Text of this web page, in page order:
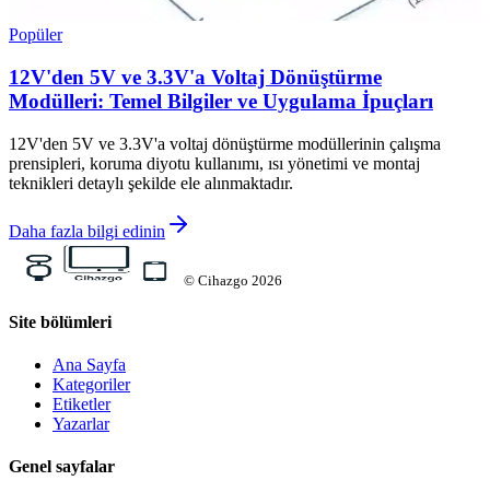
Popüler
12V'den 5V ve 3.3V'a Voltaj Dönüştürme
Modülleri: Temel Bilgiler ve Uygulama İpuçları
12V'den 5V ve 3.3V'a voltaj dönüştürme modüllerinin çalışma
prensipleri, koruma diyotu kullanımı, ısı yönetimi ve montaj
teknikleri detaylı şekilde ele alınmaktadır.
Daha fazla bilgi edinin
© Cihazgo 2026
Site bölümleri
Ana Sayfa
Kategoriler
Etiketler
Yazarlar
Genel sayfalar